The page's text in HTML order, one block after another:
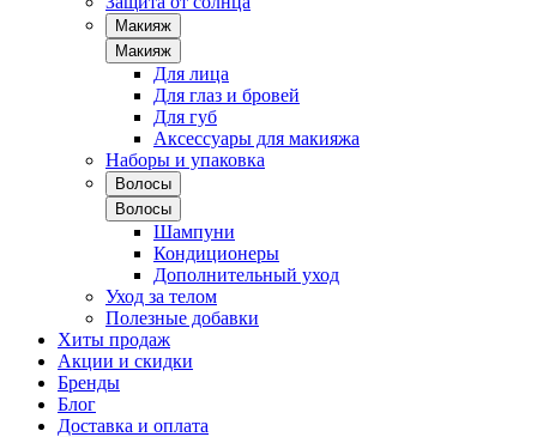
Макияж
Макияж
Для лица
Для глаз и бровей
Для губ
Аксессуары для макияжа
Наборы и упаковка
Волосы
Волосы
Шампуни
Кондиционеры
Дополнительный уход
Уход за телом
Полезные добавки
Хиты продаж
Акции и скидки
Бренды
Блог
Доставка и оплата